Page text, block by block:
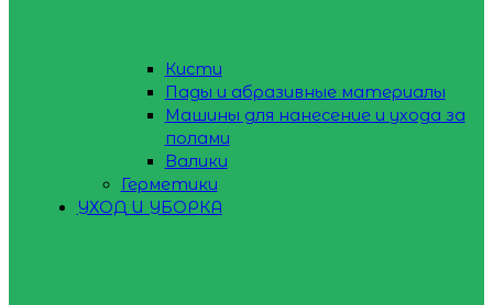
Кисти
Пады и абразивные материалы
Машины для нанесение и ухода за
полами
Валики
Герметики
УХОД И УБОРКА